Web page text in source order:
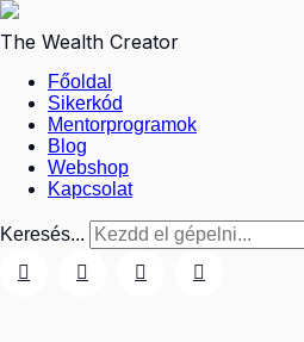
The Wealth Creator
Főoldal
Sikerkód
Mentorprogramok
Blog
Webshop
Kapcsolat
Keresés...